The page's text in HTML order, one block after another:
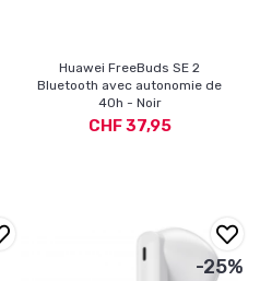
Huawei FreeBuds SE 2
Bluetooth avec autonomie de
40h - Noir
CHF 37,95
-25%